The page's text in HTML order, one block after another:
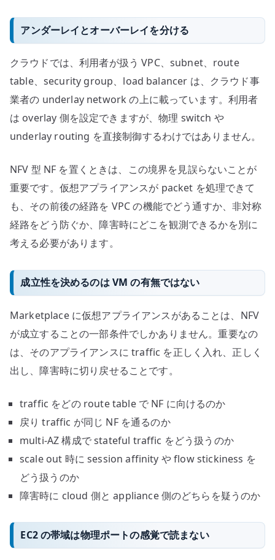
アンダーレイとオーバーレイを分ける
クラウドでは、利用者が扱う VPC、subnet、route
table、security group、load balancer は、クラウド事
業者の underlay network の上に載っています。利用者
は overlay 側を設定できますが、物理 switch や
underlay routing を直接制御するわけではありません。
NFV 型 NF を置くときは、この境界を見誤らないことが
重要です。仮想アプライアンスが packet を処理できて
も、その前後の経路を VPC の機能でどう通すか、非対称
経路をどう防ぐか、障害時にどこを観測できるかを別に
考える必要があります。
成立性を決めるのは VM の有無ではない
Marketplace に仮想アプライアンスがあることは、NFV
が成立することの一部条件でしかありません。重要なの
は、そのアプライアンスに traffic を正しく入れ、正しく
出し、障害時に切り戻せることです。
traffic をどの route table で NF に向けるのか
戻り traffic が同じ NF を通るのか
multi-AZ 構成で stateful traffic をどう扱うのか
scale out 時に session affinity や flow stickiness を
どう扱うのか
障害時に cloud 側と appliance 側のどちらを疑うのか
EC2 の帯域は物理ポートの感覚で読まない